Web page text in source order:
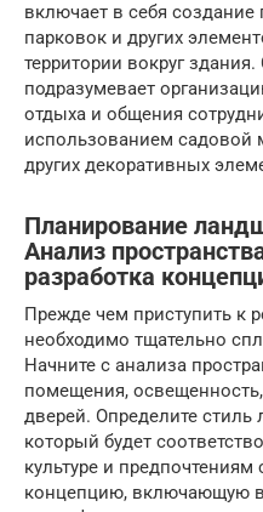
включает в себя создание
парковок и других
территории вокруг
подразумевает
отдыха и общения
использованием садовой
других декоративных
Планирование
Анализ
разработка
Прежде чем приступить к
необходимо тщательно
Начните с анализа
помещения,
дверей. Определите
который будет
культуре и предпочтениям
концепцию, включающую